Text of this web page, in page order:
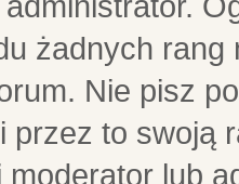
żadnych
Nie pisz
przez to swoją
moderator lub